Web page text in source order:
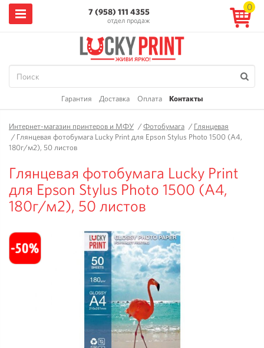
7 (958) 111 4355
отдел продаж
0
Гарантия Доставка Оплата Контакты
Интернет-магазин принтеров и МФУ /Фотобумага /Глянцевая
/Глянцевая фотобумага Lucky Print для Epson Stylus Photo 1500 (A4,
180г/м2), 50 листов
Глянцевая фотобумага Lucky Print
для Epson Stylus Photo 1500 (A4,
180г/м2), 50 листов